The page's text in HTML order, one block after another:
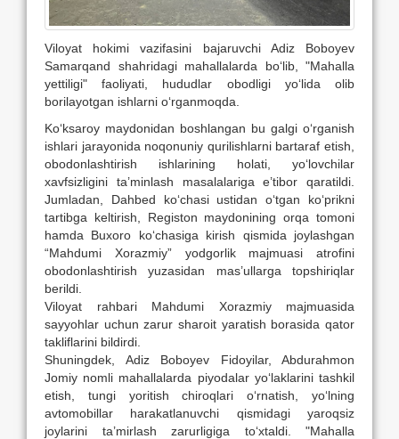
Viloyat hokimi vazifasini bajaruvchi Adiz Boboyev
Samarqand shahridagi mahallalarda bo‘lib, "Mahalla
yettiligi" faoliyati, hududlar obodligi yo‘lida olib
borilayotgan ishlarni o‘rganmoqda.
Ko‘ksaroy maydonidan boshlangan bu galgi o‘rganish
ishlari jarayonida noqonuniy qurilishlarni bartaraf etish,
obodonlashtirish ishlarining holati, yo‘lovchilar
xavfsizligini ta’minlash masalalariga e’tibor qaratildi.
Jumladan, Dahbed ko‘chasi ustidan o‘tgan ko‘prikni
tartibga keltirish, Registon maydonining orqa tomoni
hamda Buxoro ko‘chasiga kirish qismida joylashgan
“Mahdumi Xorazmiy” yodgorlik majmuasi atrofini
obodonlashtirish yuzasidan mas’ullarga topshiriqlar
berildi.
Viloyat rahbari Mahdumi Xorazmiy majmuasida
sayyohlar uchun zarur sharoit yaratish borasida qator
takliflarini bildirdi.
Shuningdek, Adiz Boboyev Fidoyilar, Abdurahmon
Jomiy nomli mahallalarda piyodalar yo‘laklarini tashkil
etish, tungi yoritish chiroqlari o‘rnatish, yo‘lning
avtomobillar harakatlanuvchi qismidagi yaroqsiz
joylarini ta’mirlash zarurligiga to‘xtaldi. "Mahalla